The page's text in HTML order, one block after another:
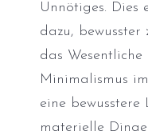
Unnötiges. Dies
dazu,
das
Minimalismus
eine bewusstere
materielle